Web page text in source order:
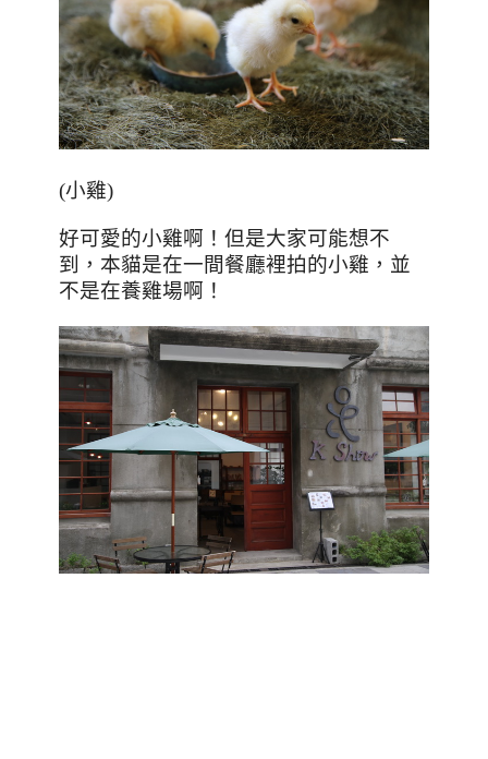
(小雞)
好可愛的小雞啊！但是大家可能想不
到，本貓是在一間餐廳裡拍的小雞，並
不是在養雞場啊！